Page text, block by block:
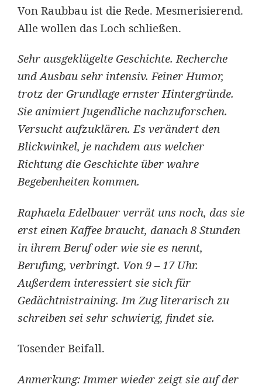
Von Raubbau ist die Rede. Mesmerisierend.
Alle wollen das Loch schließen.
Sehr ausgeklügelte Geschichte. Recherche
und Ausbau sehr intensiv. Feiner Humor,
trotz der Grundlage ernster Hintergründe.
Sie animiert Jugendliche nachzuforschen.
Versucht aufzuklären. Es verändert den
Blickwinkel, je nachdem aus welcher
Richtung die Geschichte über wahre
Begebenheiten kommen.
Raphaela Edelbauer verrät uns noch, das sie
erst einen Kaffee braucht, danach 8 Stunden
in ihrem Beruf oder wie sie es nennt,
Berufung, verbringt. Von 9 – 17 Uhr.
Außerdem interessiert sie sich für
Gedächtnistraining. Im Zug literarisch zu
schreiben sei sehr schwierig, findet sie.
Tosender Beifall.
Anmerkung: Immer wieder zeigt sie auf der